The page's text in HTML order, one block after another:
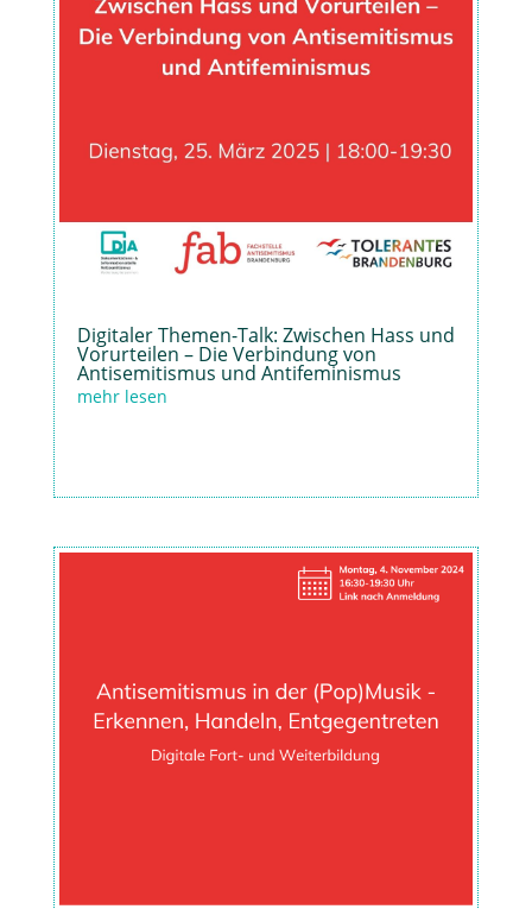
Digitaler Themen-Talk: Zwischen Hass und
Vorurteilen – Die Verbindung von
Antisemitismus und Antifeminismus
mehr lesen